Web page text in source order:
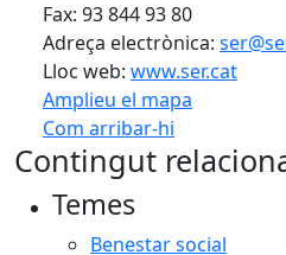
Fax: 93 844 93 80
Adreça electrònica:
Lloc web: www.ser.cat
Amplieu el mapa
Com arribar-hi
+
Contingut
Temes
Benestar social